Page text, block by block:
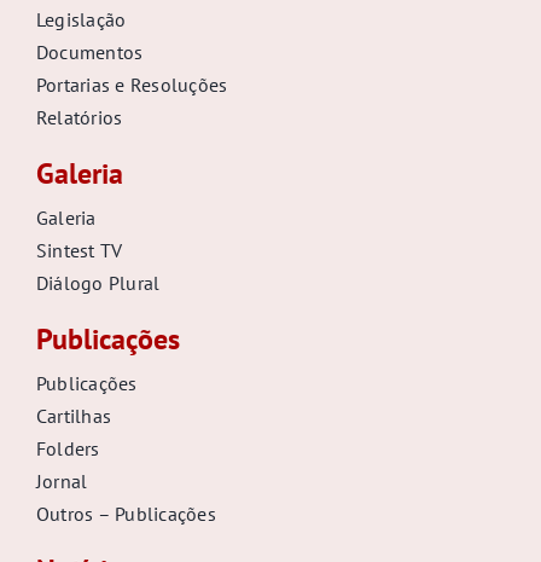
Legislação
Documentos
Portarias e Resoluções
Relatórios
Galeria
Galeria
Sintest TV
Diálogo Plural
Publicações
Publicações
Cartilhas
Folders
Jornal
Outros – Publicações